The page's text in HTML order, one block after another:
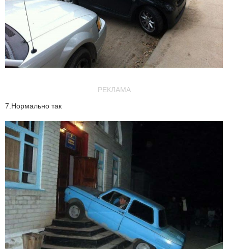
РЕКЛАМА
7.Нормально так